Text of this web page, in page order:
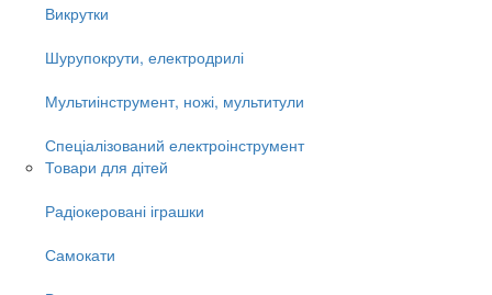
Викрутки
Шурупокрути, електродрилі
Мультиінструмент, ножі, мультитули
Спеціалізований електроінструмент
Товари для дітей
Радіокеровані іграшки
Самокати